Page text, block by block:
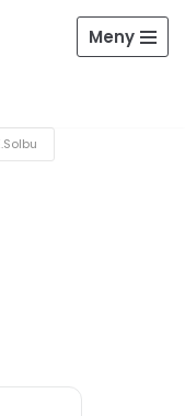
Meny